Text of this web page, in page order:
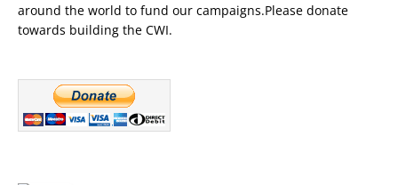
around the world to fund our campaigns.Please donate
towards building the CWI.